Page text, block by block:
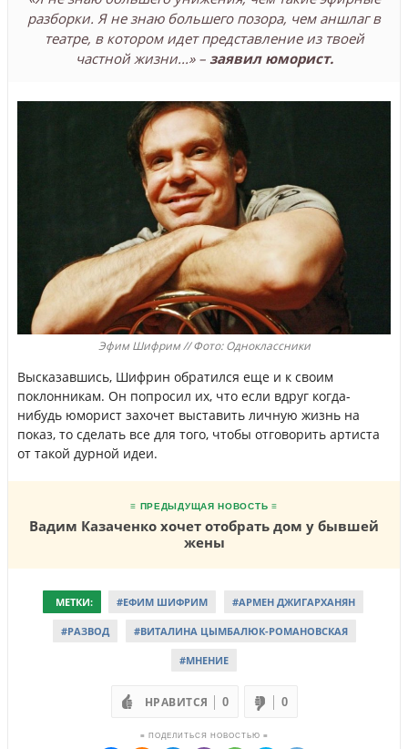
разборки. Я не знаю большего позора, чем аншлаг в
театре, в котором идет представление из твоей
частной жизни...» – заявил юморист.
Эфим Шифрим // Фото: Одноклассники
Высказавшись, Шифрин обратился еще и к своим
поклонникам. Он попросил их, что если вдруг когда-
нибудь юморист захочет выставить личную жизнь на
показ, то сделать все для того, чтобы отговорить артиста
от такой дурной идеи.
≡ ПРЕДЫДУЩАЯ НОВОСТЬ ≡
Вадим Казаченко хочет отобрать дом у бывшей
жены
МЕТКИ: #ЕФИМ ШИФРИМ #АРМЕН ДЖИГАРХАНЯН
#РАЗВОД #ВИТАЛИНА ЦЫМБАЛЮК-РОМАНОВСКАЯ
#МНЕНИЕ
НРАВИТСЯ 0 0
≡ ПОДЕЛИТЬСЯ НОВОСТЬЮ ≡